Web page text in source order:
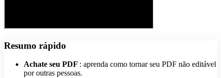
Resumo rápido
Achate seu PDF : aprenda como tornar seu PDF não editável
por outras pessoas.